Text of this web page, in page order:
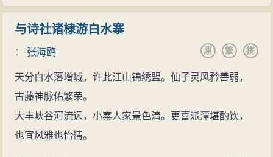
与诗社诸棣游白水寨
： 张海鸥 拼
繁
原
天分白水落增城，许此江山锦绣盟。仙子灵风矜善弱，
古藤神脉佑繁荣。
大丰峡谷河流远，小寨人家景色清。更喜派潭堪酌饮，
也宜风雅也怡情。